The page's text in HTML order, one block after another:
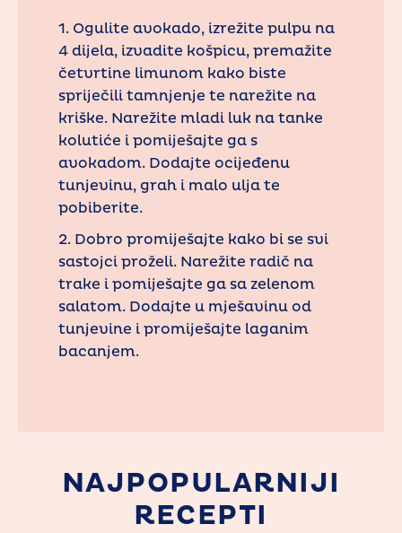
1. Ogulite avokado, izrežite pulpu na
4 dijela, izvadite košpicu, premažite
četvrtine limunom kako biste
spriječili tamnjenje te narežite na
kriške. Narežite mladi luk na tanke
kolutiće i pomiješajte ga s
avokadom. Dodajte ocijeđenu
tunjevinu, grah i malo ulja te
pobiberite.
2. Dobro promiješajte kako bi se svi
sastojci proželi. Narežite radič na
trake i pomiješajte ga sa zelenom
salatom. Dodajte u mješavinu od
tunjevine i promiješajte laganim
bacanjem.
NAJPOPULARNIJI
RECEPTI